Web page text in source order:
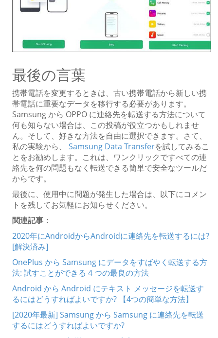
最後の言葉
携帯電話を変更するときは、古い携帯電話から新しい携
帯電話に重要なデータを移行する必要があります。
Samsung から OPPO に連絡先を転送する方法について
何も知らない場合は、この投稿が役立つかもしれませ
ん。そして、好きな方法を自由に選択できます。さて、
私の実験から、 Samsung Data Transferを試してみるこ
とをお勧めします。これは、ワンクリックですべての連
絡先を何の問題もなく転送できる簡単で安全なツールだ
からです。
最後に、使用中に問題が発生した場合は、以下にコメン
トを残してお気軽にお知らせください。
関連記事：
2020年にAndroidからAndroidに連絡先を転送するには?
[解決済み]
OnePlus から Samsung にデータをすばやく転送する方
法: 試すことができる 4 つの最良の方法
Android から Android にテキスト メッセージを転送す
るにはどうすればよいですか? 【4つの簡単な方法】
[2020年最新] Samsung から Samsung に連絡先を転送
するにはどうすればよいですか?